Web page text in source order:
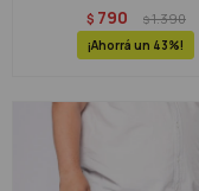
$ 790 $1.390
43